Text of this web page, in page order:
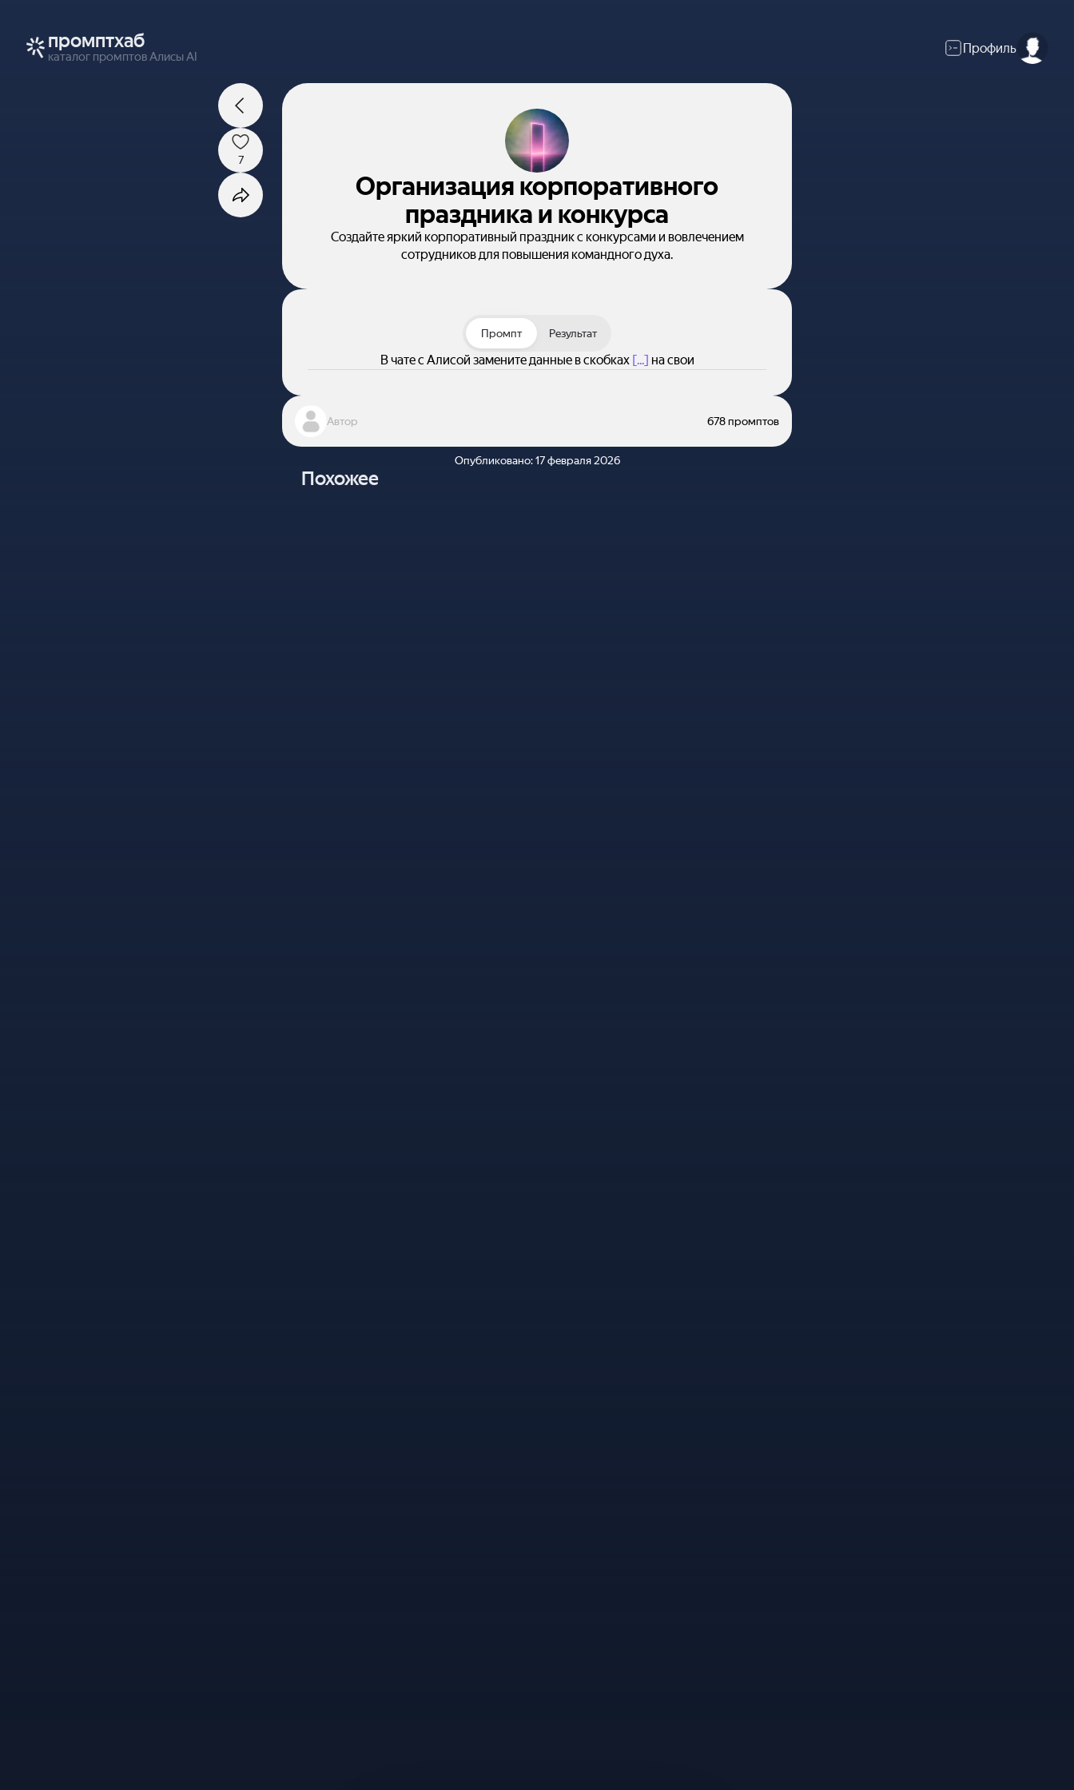
промптхаб
каталог промптов Алисы AI
Профиль
Организация корпоративного
праздника и конкурса
Создайте яркий корпоративный праздник с конкурсами и вовлечением
сотрудников для повышения командного духа.
7
Промпт Результат
В чате с Алисой замените данные в скобках [...] на свои
Автор 678 промптов
Опубликовано:17 февраля 2026
Похожее